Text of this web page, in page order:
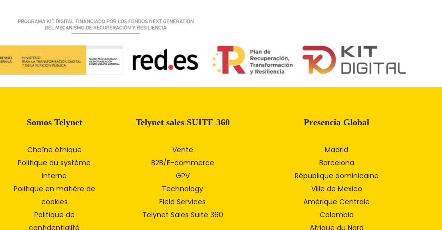
Somos Telynet
Chaîne éthique
Politique du système
interne
Politique en matière de
cookies
Politique de
Telynet sales SUITE 360
Vente
B2B/E-commerce
GPV
Technology
Field Services
Telynet Sales Suite 360
Presencia Global
Madrid
Barcelona
République dominicaine
Ville de Mexico
Amérique Centrale
Colombia